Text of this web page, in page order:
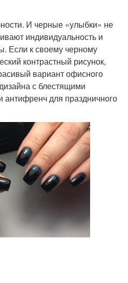
И черные «улыбки» не
индивидуальность и
Если к своему черному
контрастный рисунок,
вариант офисного
с блестящими
для праздничного